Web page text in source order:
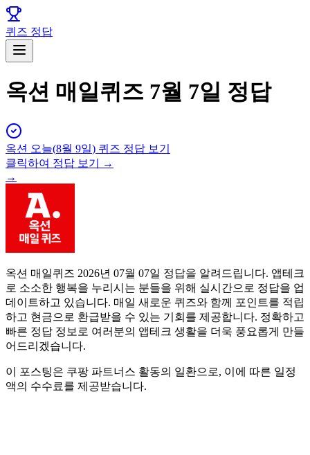
퀴즈 정답
옥션 매일퀴즈 7월 7일 정답
옥션 오늘(8월 9일) 퀴즈 정답 보기
클릭하여 정답 보기 →
→
옥션 매일퀴즈 2026년 07월 07일 정답을 알려드립니다. 앱테크
로 소소한 행복을 누리시는 분들을 위해 실시간으로 정답을 업
데이트하고 있습니다. 매일 새로운 퀴즈와 함께 포인트를 적립
하고 현금으로 환급받을 수 있는 기회를 제공합니다. 정확하고
빠른 정답 정보로 여러분의 앱테크 생활을 더욱 풍요롭게 만들
어드리겠습니다.
이 포스팅은 쿠팡 파트너스 활동의 일환으로, 이에 따른 일정
액의 수수료를 제공받습니다.